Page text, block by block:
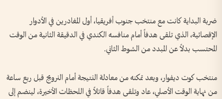
ضربة البداية كانت مع منتخب جنوب أفريقيا، أول المغادرين في الأدوار
الإقصائية، الذي تلقى هدفاً أمام منافسه الكندي في الدقيقة الثانية من الوقت
المحتسب بدلاً عن المبدد من الشوط الثاني.
منتخب كوت ديفوار، وبعد تمكنه من معادلة النتيجة أمام النرويج قبل ربع ساعة
من نهاية الوقت الأصلي، عاد وتلقى هدفاً قاتلاً في اللحظات الأخيرة، لينضم إلى